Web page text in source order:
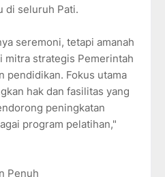
di seluruh Pati.
seremoni, tetapi amanah
mitra strategis Pemerintah
pendidikan. Fokus utama
hak dan fasilitas yang
peningkatan
program pelatihan,"
Penuh